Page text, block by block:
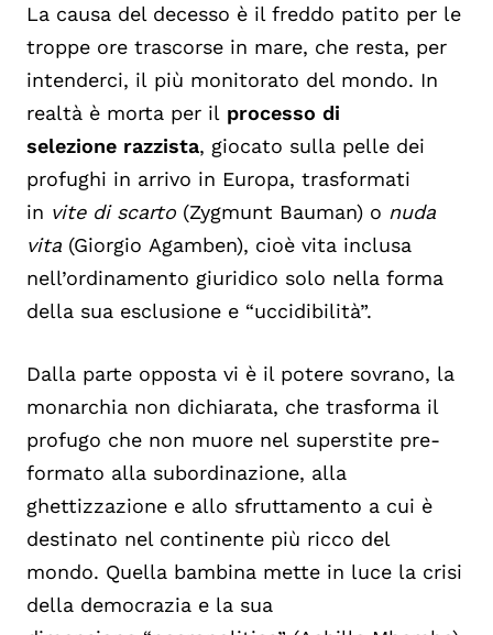
La causa del decesso è il freddo patito per le
troppe ore trascorse in mare, che resta, per
intenderci, il più monitorato del mondo. In
realtà è morta per il processo di
selezione razzista, giocato sulla pelle dei
profughi in arrivo in Europa, trasformati
in vite di scarto (Zygmunt Bauman) o nuda
vita (Giorgio Agamben), cioè vita inclusa
nell’ordinamento giuridico solo nella forma
della sua esclusione e “uccidibilità”.
Dalla parte opposta vi è il potere sovrano, la
monarchia non dichiarata, che trasforma il
profugo che non muore nel superstite pre-
formato alla subordinazione, alla
ghettizzazione e allo sfruttamento a cui è
destinato nel continente più ricco del
mondo. Quella bambina mette in luce la crisi
della democrazia e la sua